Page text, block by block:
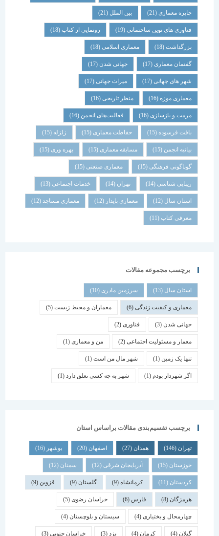
جایزه معماری (21) بین الملل(21)
فناوری های نوین ساختمانی(19) رونمایی از کتاب (18)
بزرگداشت (18) معماری اسلامی(18)
گفتمان معماری (17) جهانی شدن(17)
شهر های جهانی(17) میراث جهانی(17)
معماری موزه(16) منظر تاریخی (16)
مرمت و بازسازی(16) فعالیت‌های انجمن(16)
بافت فرسوده (15) حفاظت معماری (15) زلزله
بیانیه انجمن(15) مسابقه معماری (15) بهره وری(15)
گوناگونی فرهنگی (15) معماری صنعتی(15)
زیبایی شناسی (14) تهران خدمات اجتماعی (13)
استان سال(12) معماری پایدار (12) معماری مساجد(12)
معرفی کتاب(11)
برچسب مجموعه مقالات
استان سال(13) سرزمین مادری(10)
معماری و کیفیت زندگی(6) معماران و محیط زیست(5)
جهانی شدن(3) فناوری (2)
معمار و مسئولیت اجتماعی (2) من و معماری (1)
تنها یک زمین(1) شهر مال من است(1)
اگر شهردار بودم (1) شهر به چه کسی تعلق دارد(1)
برچسب تقسیم‌بندی مقالات براساس استان
همدان اصفهان (20) بوشهر
خوزستان(15) آذربایجان شرقی(12) سمنان (12)
کردستان(11) کرمانشاه(9) گلستان (9) قزوین
هرمزگان(8) فارس خراسان رضوی(5)
چهارمحال و بختیاری (4) سیستان و بلوچستان(4)
کرمان یزد خراسان جنوبی(3)